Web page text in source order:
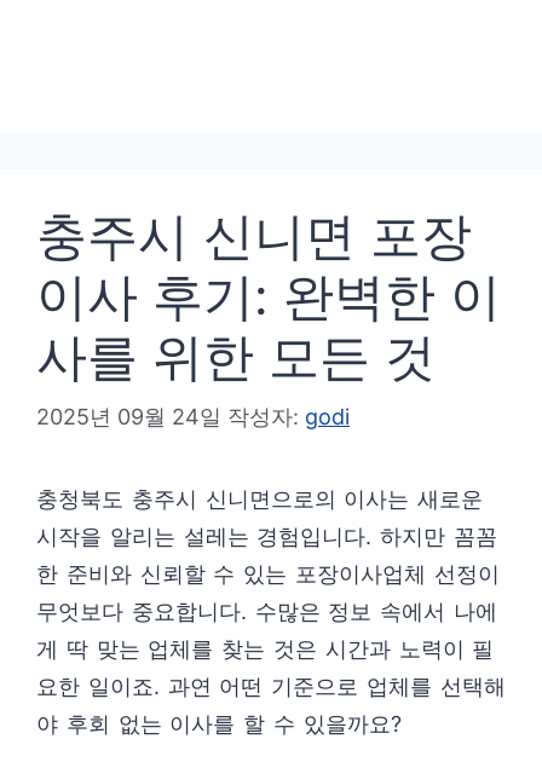
충주시 신니면 포장
이사 후기: 완벽한 이
사를 위한 모든 것
2025년 09월 24일 작성자: godi
충청북도 충주시 신니면으로의 이사는 새로운
시작을 알리는 설레는 경험입니다. 하지만 꼼꼼
한 준비와 신뢰할 수 있는 포장이사업체 선정이
무엇보다 중요합니다. 수많은 정보 속에서 나에
게 딱 맞는 업체를 찾는 것은 시간과 노력이 필
요한 일이죠. 과연 어떤 기준으로 업체를 선택해
야 후회 없는 이사를 할 수 있을까요?